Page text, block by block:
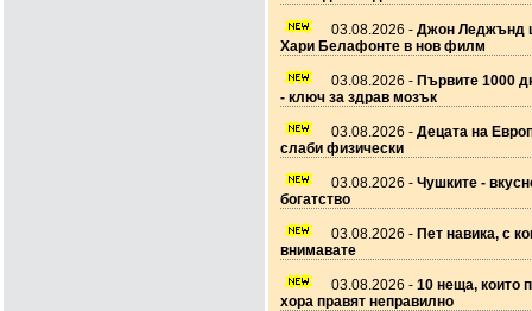
03.08.2026 - Джон Леджънд
Хари Белафонте в нов филм
03.08.2026 - Първите 1000
- ключ за здрав мозък
03.08.2026 - Децата на
слаби физически
03.08.2026 - Чушките -
богатство
03.08.2026 - Пет навика, с
внимавате
03.08.2026 - 10 неща, които
хора правят неправилно